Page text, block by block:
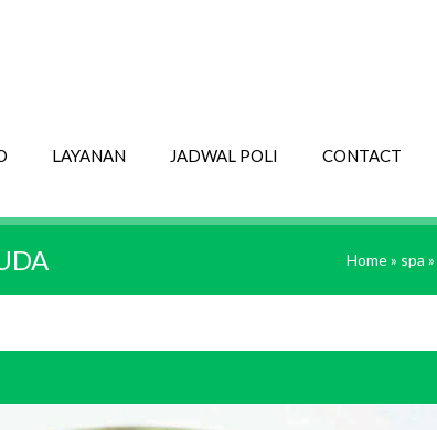
LAYANAN JADWAL POLI CONTACT
Home» spa »